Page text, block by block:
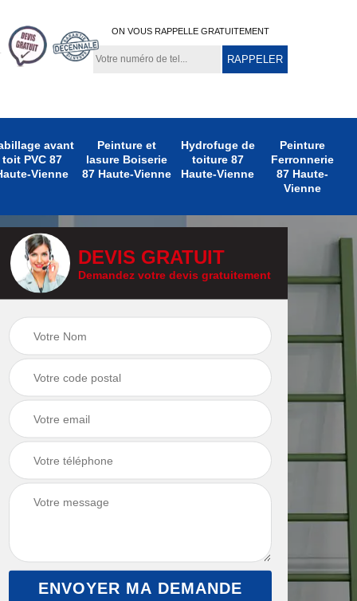
ON VOUS RAPPELLE GRATUITEMENT
avant
toit PVC 87
Vienne
Peinture et
lasure Boiserie
87 Haute-Vienne
Hydrofuge de
toiture 87
Haute-Vienne
Peinture
Ferronnerie
87 Haute-
Vienne
Peinture Extérieure
87 Haute-Vienne
Ferronnerie 87
Haute-Vienne
DEVIS GRATUIT
Demandez votre devis gratuitement